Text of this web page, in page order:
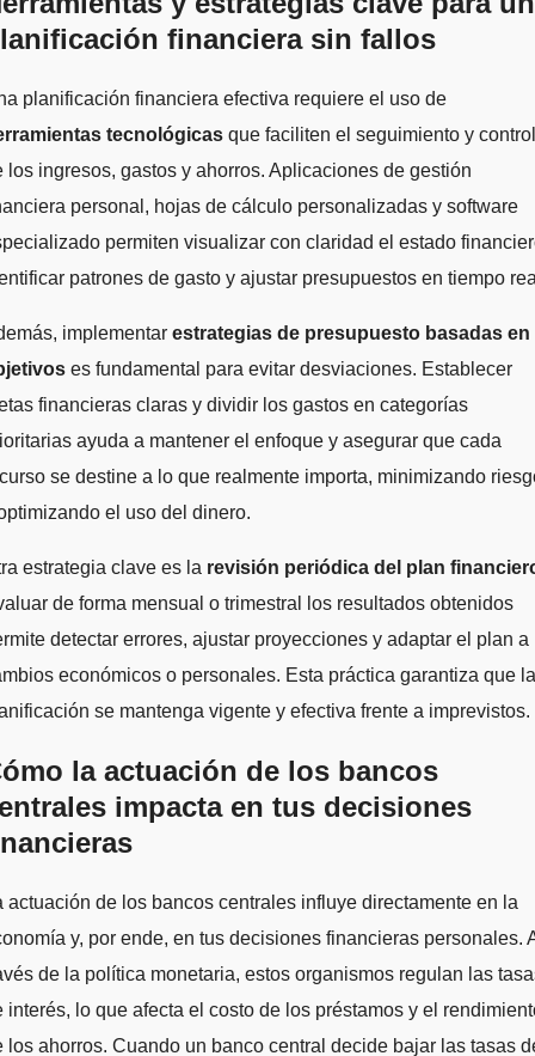
financiera sin fallos
planificación financiera efectiva requiere el uso de
tecnológicas que faciliten el seguimiento y control
los ingresos, gastos y ahorros. Aplicaciones de gestión
personal, hojas de cálculo personalizadas y software
permiten visualizar con claridad el estado
patrones de gasto y ajustar presupuestos en tiempo
implementar estrategias de presupuesto basadas en
es fundamental para evitar desviaciones. Establecer
financieras claras y dividir los gastos en categorías
ayuda a mantener el enfoque y asegurar que cada
se destine a lo que realmente importa, minimizando
el uso del dinero.
estrategia clave es la revisión periódica del plan
de forma mensual o trimestral los resultados obtenidos
detectar errores, ajustar proyecciones y adaptar el plan a
económicos o personales. Esta práctica garantiza que la
se mantenga vigente y efectiva frente a imprevistos.
la actuación de los bancos
impacta en tus decisiones
actuación de los bancos centrales influye directamente en la
y, por ende, en tus decisiones financieras personales.
de la política monetaria, estos organismos regulan las
interés, lo que afecta el costo de los préstamos y el
los ahorros. Cuando un banco central decide bajar las tasas